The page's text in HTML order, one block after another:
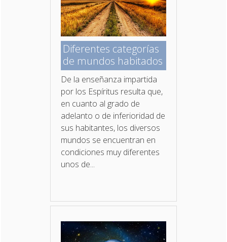
Diferentes categorías
de mundos habitados
De la enseñanza impartida
por los Espíritus resulta que,
en cuanto al grado de
adelanto o de inferioridad de
sus habitantes, los diversos
mundos se encuentran en
condiciones muy diferentes
unos de...